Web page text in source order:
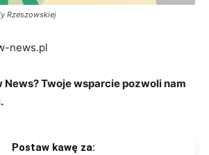
Rzeszowskiej
news.pl
Twoje wsparcie pozwoli nam
Postaw kawę za: